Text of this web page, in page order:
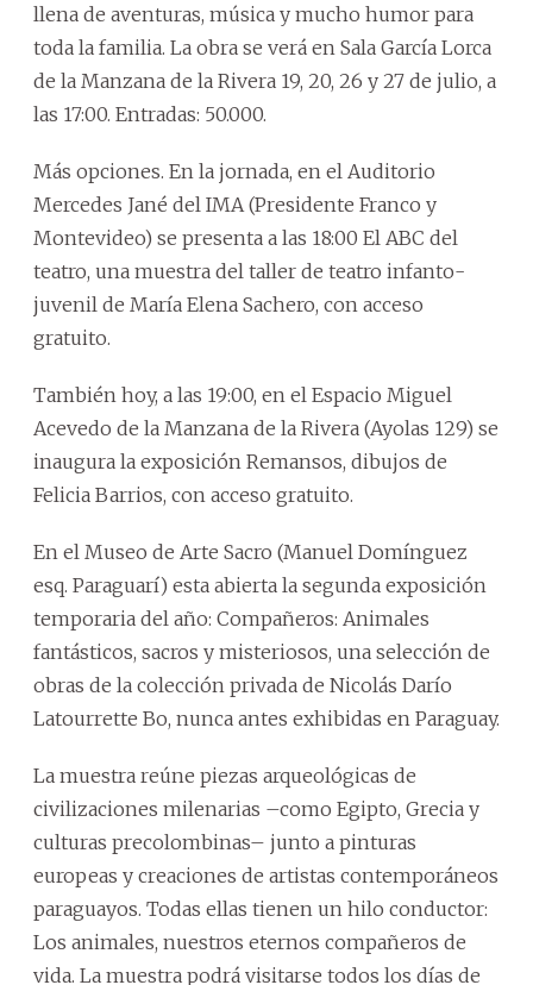
llena de aventuras, música y mucho humor para
toda la familia. La obra se verá en Sala García Lorca
de la Manzana de la Rivera 19, 20, 26 y 27 de julio, a
las 17:00. Entradas: 50.000.
Más opciones. En la jornada, en el Auditorio
Mercedes Jané del IMA (Presidente Franco y
Montevideo) se presenta a las 18:00 El ABC del
teatro, una muestra del taller de teatro infanto-
juvenil de María Elena Sachero, con acceso
gratuito.
También hoy, a las 19:00, en el Espacio Miguel
Acevedo de la Manzana de la Rivera (Ayolas 129) se
inaugura la exposición Remansos, dibujos de
Felicia Barrios, con acceso gratuito.
En el Museo de Arte Sacro (Manuel Domínguez
esq. Paraguarí) esta abierta la segunda exposición
temporaria del año: Compañeros: Animales
fantásticos, sacros y misteriosos, una selección de
obras de la colección privada de Nicolás Darío
Latourrette Bo, nunca antes exhibidas en Paraguay.
La muestra reúne piezas arqueológicas de
civilizaciones milenarias –como Egipto, Grecia y
culturas precolombinas– junto a pinturas
europeas y creaciones de artistas contemporáneos
paraguayos. Todas ellas tienen un hilo conductor:
Los animales, nuestros eternos compañeros de
vida. La muestra podrá visitarse todos los días de